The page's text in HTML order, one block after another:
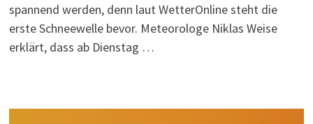
spannend werden, denn laut WetterOnline steht die
erste Schneewelle bevor. Meteorologe Niklas Weise
erklärt, dass ab Dienstag …